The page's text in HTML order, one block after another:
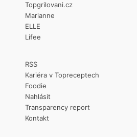
RSS
Kariéra v Topreceptech
Foodie
Nahlásit
Transparency report
Kontakt
Topgrilovani.cz
Marianne
ELLE
Lifee